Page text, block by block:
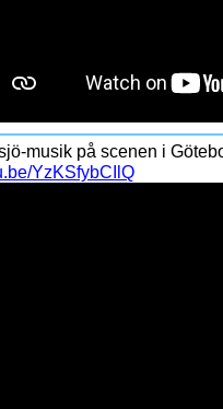
musik på scenen i
YzKSfybCIlQ